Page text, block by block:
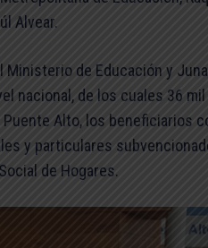
Alvear.
Ministerio de Educación y
nacional, de los cuales 36
Puente Alto, los beneficiarios
y particulares
de Hogares.